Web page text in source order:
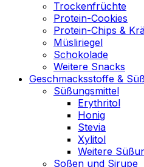
Trockenfrüchte
Protein-Cookies
Protein-Chips &
Müsliriegel
Schokolade
Weitere Snacks
Geschmacksstoffe &
Süßungsmittel
Erythritol
Honig
Stevia
Xylitol
Weitere
Soßen und Sirupe